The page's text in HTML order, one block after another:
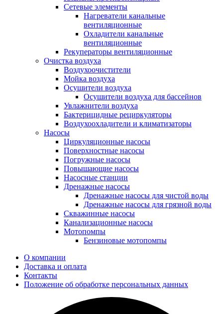
Сетевые элементы
Нагреватели канальные
вентиляционные
Охладители канальные
вентиляционные
Рекуператоры вентиляционные
Очистка воздуха
Воздухоочистители
Мойка воздуха
Осушители воздуха
Осушители воздуха для бассейнов
Увлажнители воздуха
Бактерицидные рециркуляторы
Воздухоохладители и климатизаторы
Насосы
Циркуляционные насосы
Поверхностные насосы
Погружные насосы
Повышающие насосы
Насосные станции
Дренажные насосы
Дренажные насосы для чистой воды
Дренажные насосы для грязной воды
Скважинные насосы
Канализационные насосы
Мотопомпы
Бензиновые мотопомпы
О компании
Доставка и оплата
Контакты
Положение об обработке персональных данных